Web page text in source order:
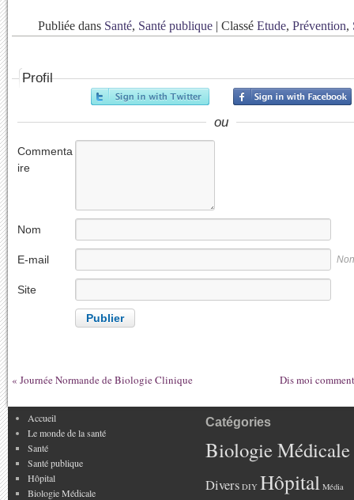
Publiée dans Santé, Santé publique | Classé Etude, Prévention,
Profil
ou
Commenta
ire
Nom
E-mail
Site
« Journée Normande de Biologie Clinique Dis moi
Accueil
Le monde de la santé
Santé
Santé publique
Hôpital
Biologie Médicale
Catégories
Biologie Médicale
Divers DIY Hôpital Média